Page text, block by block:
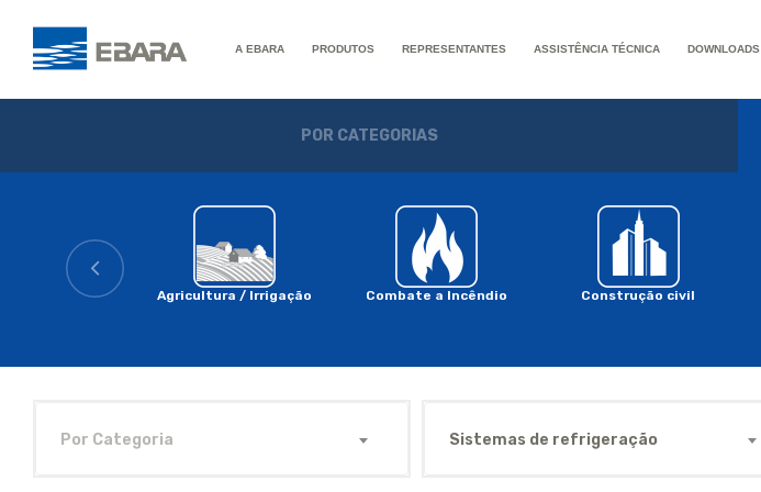
A EBARA PRODUTOS REPRESENTANTES ASSISTÊNCIA TÉCNICA DOWNLOADS
POR CATEGORIAS
Agricultura / Irrigação Combate a Incêndio Construção civil
Por Categoria Sistemas de refrigeração